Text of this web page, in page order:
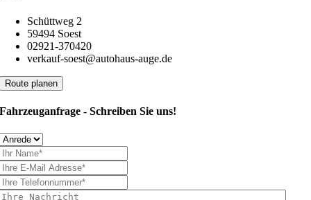
Schüttweg 2
59494 Soest
02921-370420
verkauf-soest@autohaus-auge.de
Route planen
Fahrzeuganfrage - Schreiben Sie uns!